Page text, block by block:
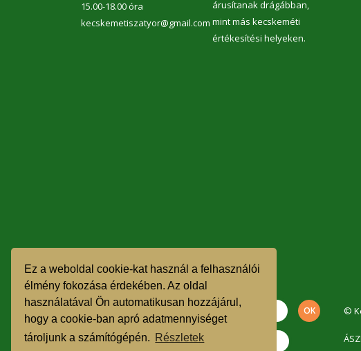
Ez a weboldal cookie-kat használ a felhasználói
élmény fokozása érdekében. Az oldal
használatával Ön automatikusan hozzájárul,
hogy a cookie-ban apró adatmennyiséget
tároljunk a számítógépén. Részletek
15.00-18.00 óra
kecskemetiszatyor@gmail.com
árusítanak drágábban,
mint más kecskeméti
értékesítési helyeken.
©